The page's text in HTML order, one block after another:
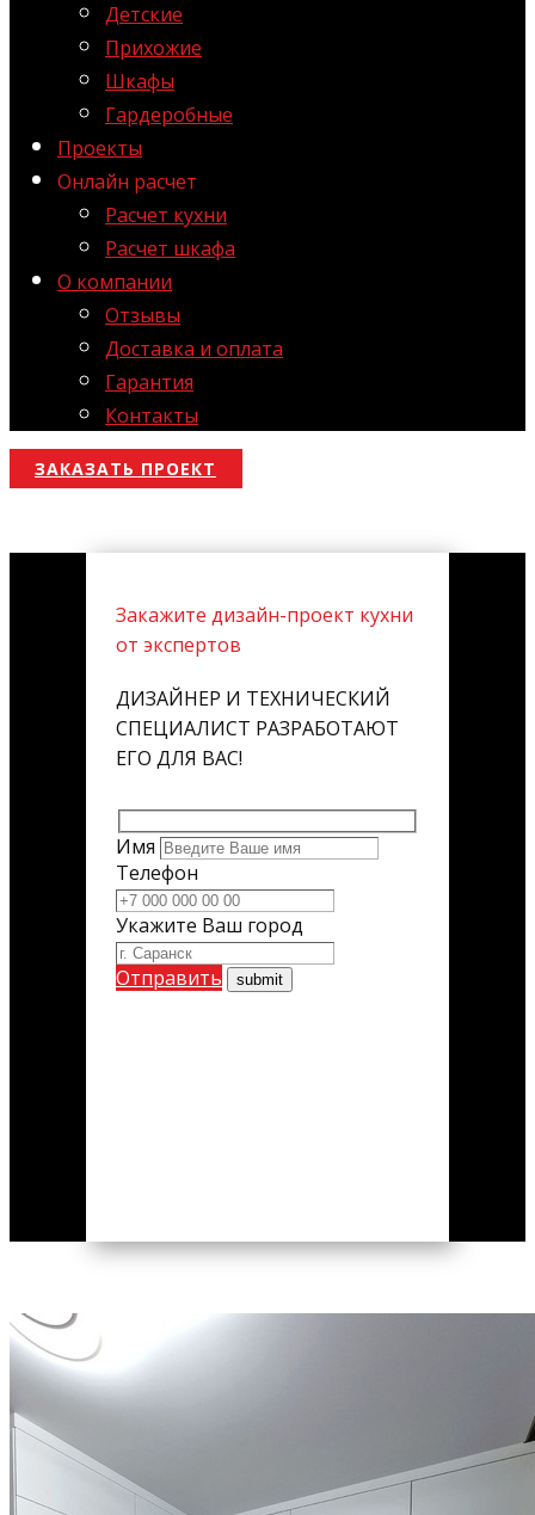
Детские
Прихожие
Шкафы
Гардеробные
Проекты
Онлайн расчет
Расчет кухни
Расчет шкафа
О компании
Отзывы
Доставка и оплата
Гарантия
Контакты
ЗАКАЗАТЬ ПРОЕКТ
Закажите дизайн-проект кухни
от экспертов
ДИЗАЙНЕР И ТЕХНИЧЕСКИЙ
СПЕЦИАЛИСТ РАЗРАБОТАЮТ
ЕГО ДЛЯ ВАС!
Имя
Телефон
Укажите Ваш город
Отправить